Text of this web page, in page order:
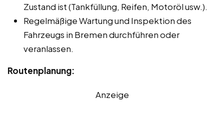
Zustand ist (Tankfüllung, Reifen, Motoröl usw.).
Regelmäßige Wartung und Inspektion des
Fahrzeugs in Bremen durchführen oder
veranlassen.
Routenplanung:
Anzeige